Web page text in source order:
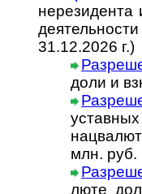
нере­зи­дента
31.12.2026 г.)
доли и
млн. руб.
люте